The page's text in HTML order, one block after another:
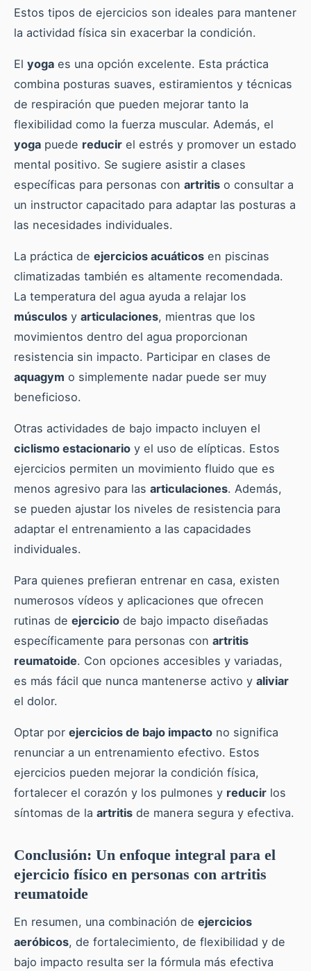
Estos tipos de ejercicios son ideales para mantener
la actividad física sin exacerbar la condición.
El yoga es una opción excelente. Esta práctica
combina posturas suaves, estiramientos y técnicas
de respiración que pueden mejorar tanto la
flexibilidad como la fuerza muscular. Además, el
yoga puede reducir el estrés y promover un estado
mental positivo. Se sugiere asistir a clases
específicas para personas con artritis o consultar a
un instructor capacitado para adaptar las posturas a
las necesidades individuales.
La práctica de ejercicios acuáticos en piscinas
climatizadas también es altamente recomendada.
La temperatura del agua ayuda a relajar los
músculos y articulaciones, mientras que los
movimientos dentro del agua proporcionan
resistencia sin impacto. Participar en clases de
aquagym o simplemente nadar puede ser muy
beneficioso.
Otras actividades de bajo impacto incluyen el
ciclismo estacionario y el uso de elípticas. Estos
ejercicios permiten un movimiento fluido que es
menos agresivo para las articulaciones. Además,
se pueden ajustar los niveles de resistencia para
adaptar el entrenamiento a las capacidades
individuales.
Para quienes prefieran entrenar en casa, existen
numerosos vídeos y aplicaciones que ofrecen
rutinas de ejercicio de bajo impacto diseñadas
específicamente para personas con artritis
reumatoide. Con opciones accesibles y variadas,
es más fácil que nunca mantenerse activo y aliviar
el dolor.
Optar por ejercicios de bajo impacto no significa
renunciar a un entrenamiento efectivo. Estos
ejercicios pueden mejorar la condición física,
fortalecer el corazón y los pulmones y reducir los
síntomas de la artritis de manera segura y efectiva.
Conclusión: Un enfoque integral para el
ejercicio físico en personas con artritis
reumatoide
En resumen, una combinación de ejercicios
aeróbicos, de fortalecimiento, de flexibilidad y de
bajo impacto resulta ser la fórmula más efectiva